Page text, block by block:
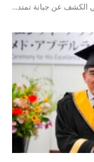
الكشف عن جبانة تمتد...